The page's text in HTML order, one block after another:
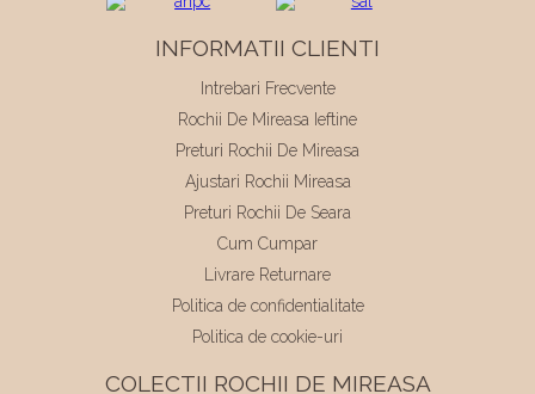
INFORMATII CLIENTI
Intrebari Frecvente
Rochii De Mireasa Ieftine
Preturi Rochii De Mireasa
Ajustari Rochii Mireasa
Preturi Rochii De Seara
Cum Cumpar
Livrare Returnare
Politica de confidentialitate
Politica de cookie-uri
COLECTII ROCHII DE MIREASA